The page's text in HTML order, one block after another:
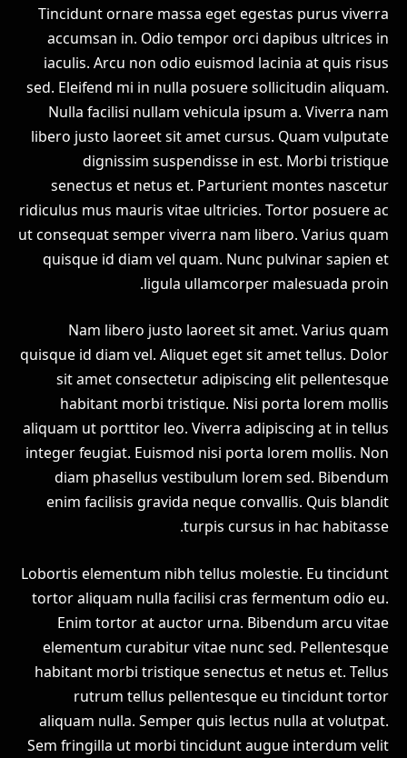
Tincidunt ornare massa eget egestas purus viverra
accumsan in. Odio tempor orci dapibus ultrices in
iaculis. Arcu non odio euismod lacinia at quis risus
sed. Eleifend mi in nulla posuere sollicitudin aliquam.
Nulla facilisi nullam vehicula ipsum a. Viverra nam
libero justo laoreet sit amet cursus. Quam vulputate
dignissim suspendisse in est. Morbi tristique
senectus et netus et. Parturient montes nascetur
ridiculus mus mauris vitae ultricies. Tortor posuere ac
ut consequat semper viverra nam libero. Varius quam
quisque id diam vel quam. Nunc pulvinar sapien et
ligula ullamcorper malesuada proin.
Nam libero justo laoreet sit amet. Varius quam
quisque id diam vel. Aliquet eget sit amet tellus. Dolor
sit amet consectetur adipiscing elit pellentesque
habitant morbi tristique. Nisi porta lorem mollis
aliquam ut porttitor leo. Viverra adipiscing at in tellus
integer feugiat. Euismod nisi porta lorem mollis. Non
diam phasellus vestibulum lorem sed. Bibendum
enim facilisis gravida neque convallis. Quis blandit
turpis cursus in hac habitasse.
Lobortis elementum nibh tellus molestie. Eu tincidunt
tortor aliquam nulla facilisi cras fermentum odio eu.
Enim tortor at auctor urna. Bibendum arcu vitae
elementum curabitur vitae nunc sed. Pellentesque
habitant morbi tristique senectus et netus et. Tellus
rutrum tellus pellentesque eu tincidunt tortor
aliquam nulla. Semper quis lectus nulla at volutpat.
Sem fringilla ut morbi tincidunt augue interdum velit